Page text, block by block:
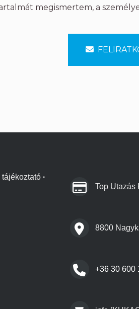
megismertem, a
·
Top Utazás
8800
+36 30 600